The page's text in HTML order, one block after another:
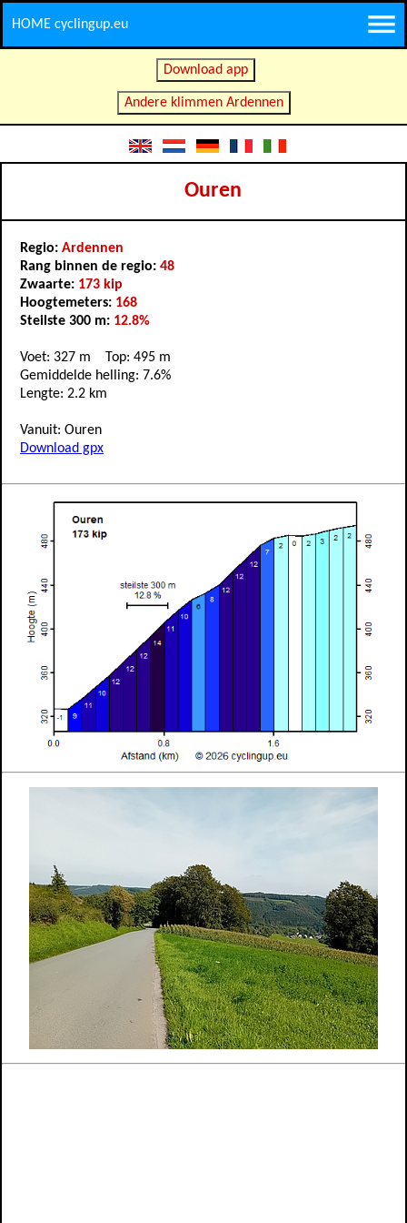
HOME cyclingup.eu
Download app
Andere klimmen Ardennen
Ouren
Regio: Ardennen
Rang binnen de regio: 48
Zwaarte: 173 kip
Hoogtemeters: 168
Steilste 300 m: 12.8%
Voet: 327 m Top: 495 m
Gemiddelde helling: 7.6%
Lengte: 2.2 km
Vanuit: Ouren
Download gpx